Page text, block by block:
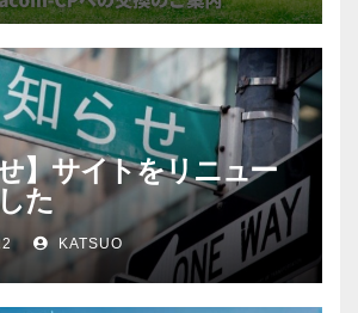
】サイトをリニュー
た
KATSUO